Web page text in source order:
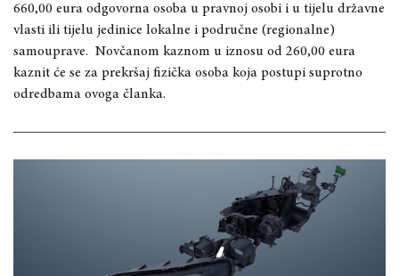
660,00 eura odgovorna osoba u pravnoj osobi i u tijelu državne
vlasti ili tijelu jedinice lokalne i područne (regionalne)
samouprave. Novčanom kaznom u iznosu od 260,00 eura
kaznit će se za prekršaj fizička osoba koja postupi suprotno
odredbama ovoga članka.